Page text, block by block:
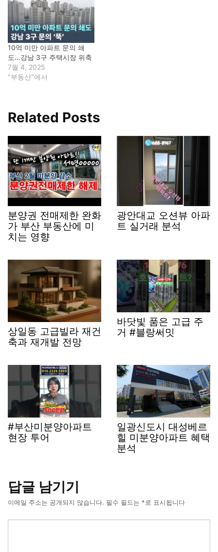
10억 미만 아파트 문의 쇄
도…강남 3구 주택시장 위축
7월 4, 2025
"부동산"에서
Related Posts
분양권 전매제한 완화
가 부산 부동산에 미
치는 영향
광안대교 오션뷰 아파
트 실거래 분석
상일동 고급빌라 재건
축과 재개발 전망
바닷빛 품은 고급 주
거 #블랑써밋
#부산미분양아파트
현장 투어
일광신도시 대성베르
힐 미분양아파트 혜택
분석
답글 남기기
이메일 주소는 공개되지 않습니다. 필수 필드는 *로 표시됩니다